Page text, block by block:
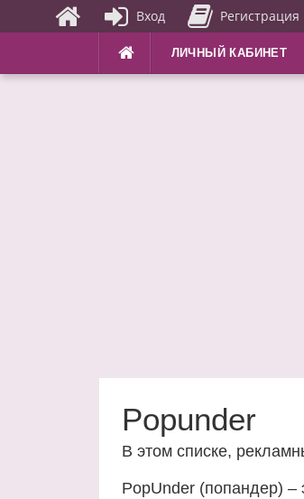
ЛИЧНЫЙ КАБИНЕТ
Popunder
В этом списке,
PopUnder (попандер)
Вход Регистрация